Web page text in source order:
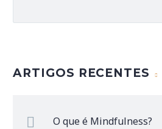
ARTIGOS RECENTES
O que é Mindfulness?